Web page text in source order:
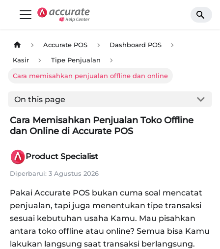
Accurate POS Dashboard POS
Kasir Tipe Penjualan
Cara memisahkan penjualan offline dan online
On this page
Cara Memisahkan Penjualan Toko Offline
dan Online di Accurate POS
Product Specialist
Diperbarui: 3 Agustus 2026
Pakai Accurate POS bukan cuma soal mencatat
penjualan, tapi juga menentukan tipe transaksi
sesuai kebutuhan usaha Kamu. Mau pisahkan
antara toko offline atau online? Semua bisa Kamu
lakukan langsung saat transaksi berlangsung.